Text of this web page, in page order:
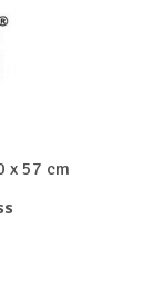
x 57 cm